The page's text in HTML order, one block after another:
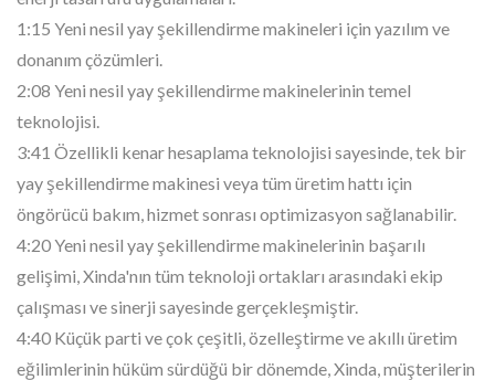
1:15 Yeni nesil yay şekillendirme makineleri için yazılım ve
donanım çözümleri.
2:08 Yeni nesil yay şekillendirme makinelerinin temel
teknolojisi.
3:41 Özellikli kenar hesaplama teknolojisi sayesinde, tek bir
yay şekillendirme makinesi veya tüm üretim hattı için
öngörücü bakım, hizmet sonrası optimizasyon sağlanabilir.
4:20 Yeni nesil yay şekillendirme makinelerinin başarılı
gelişimi, Xinda'nın tüm teknoloji ortakları arasındaki ekip
çalışması ve sinerji sayesinde gerçekleşmiştir.
4:40 Küçük parti ve çok çeşitli, özelleştirme ve akıllı üretim
eğilimlerinin hüküm sürdüğü bir dönemde, Xinda, müşterilerin